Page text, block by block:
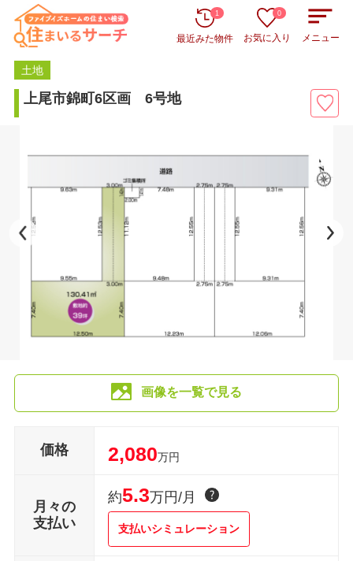
最近みた物件
1
お気に入り
0
メニュー
土地
上尾市錦町6区画 6号地
画像を一覧で見る
価格 2,080万円
月々の
支払い
約5.3万円/月
支払いシミュレーション